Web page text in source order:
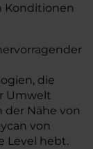
Konditionen
die
Umwelt
Nähe von
von
Level hebt.